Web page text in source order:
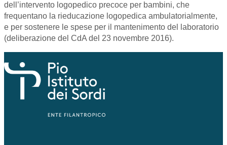
dell’intervento logopedico precoce per bambini, che
frequentano la rieducazione logopedica ambulatorialmente,
e per sostenere le spese per il mantenimento del laboratorio
(deliberazione del CdA del 23 novembre 2016).